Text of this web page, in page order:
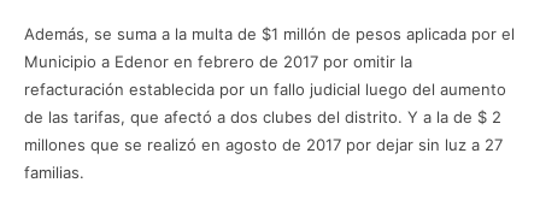
Además, se suma a la multa de $1 millón de pesos aplicada por el
Municipio a Edenor en febrero de 2017 por omitir la
refacturación establecida por un fallo judicial luego del aumento
de las tarifas, que afectó a dos clubes del distrito. Y a la de $ 2
millones que se realizó en agosto de 2017 por dejar sin luz a 27
familias.